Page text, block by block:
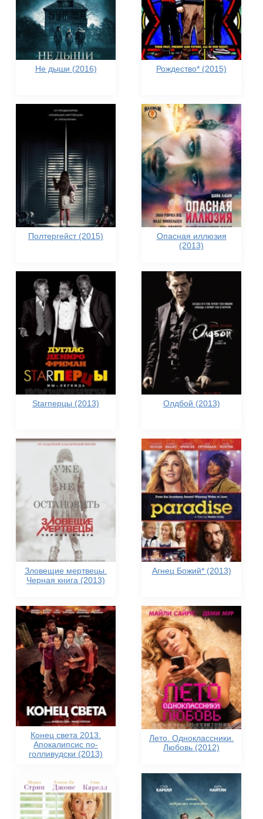
Не дыши (2016) Рождество* (2015)
Полтергейст (2015)
Опасная иллюзия
(2013)
Starперцы (2013) Олдбой (2013)
Зловещие мертвецы.
Черная книга (2013)
Агнец Божий* (2013)
Конец света 2013.
Апокалипсис по-
голливудски (2013)
Лето. Одноклассники.
Любовь (2012)